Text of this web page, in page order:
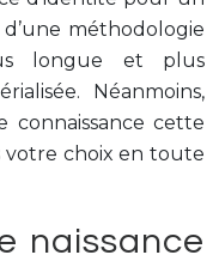
d’une méthodologie
longue et plus
Néanmoins,
connaissance cette
votre choix en toute
naissance